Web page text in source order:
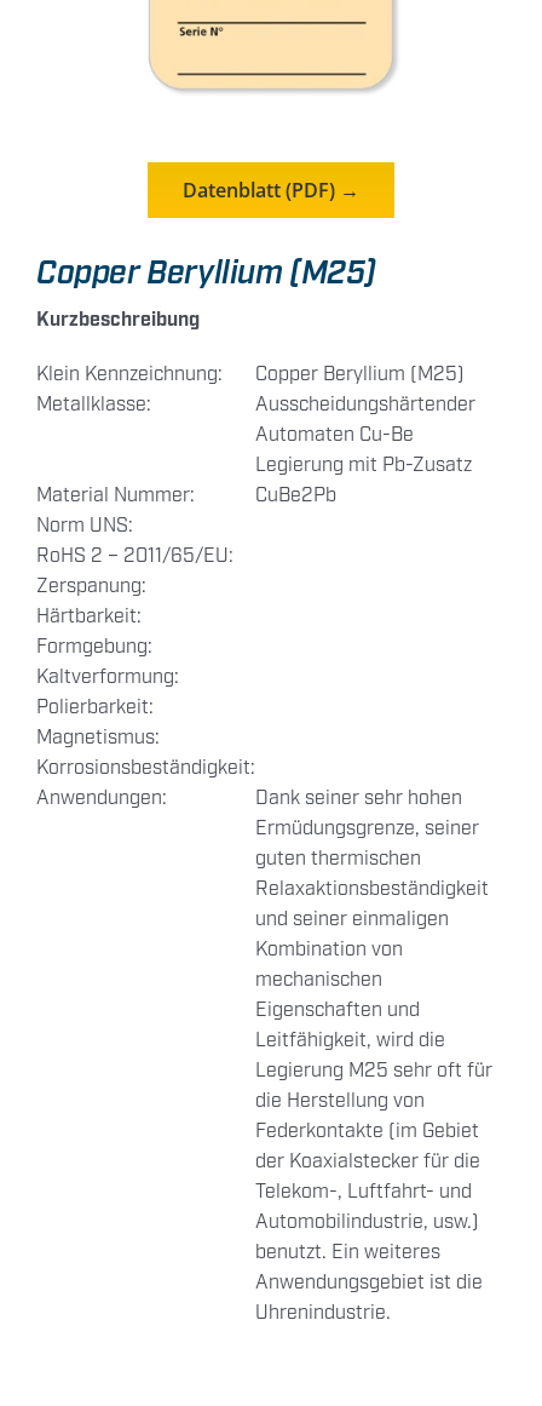
Datenblatt (PDF) →
Copper Beryllium (M25)
Kurzbeschreibung
Klein Kennzeichnung:
Copper Beryllium (M25)
Metallklasse:
Ausscheidungshärtender
Automaten Cu-Be
Legierung mit Pb-Zusatz
Material Nummer:
CuBe2Pb
Norm UNS:
RoHS 2 – 2011/65/EU:
Zerspanung:
Härtbarkeit:
Formgebung:
Kaltverformung:
Polierbarkeit:
Magnetismus:
Korrosionsbeständigkeit:
Anwendungen:
Dank seiner sehr hohen
Ermüdungsgrenze, seiner
guten thermischen
Relaxaktionsbeständigkeit
und seiner einmaligen
Kombination von
mechanischen
Eigenschaften und
Leitfähigkeit, wird die
Legierung M25 sehr oft für
die Herstellung von
Federkontakte (im Gebiet
der Koaxialstecker für die
Telekom-, Luftfahrt- und
Automobilindustrie, usw.)
benutzt. Ein weiteres
Anwendungsgebiet ist die
Uhrenindustrie.